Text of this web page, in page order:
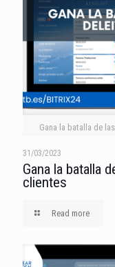
Gana la batalla de
31/03/2023
Gana la batalla
clientes
Read more